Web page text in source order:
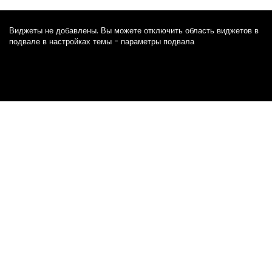
Виджеты не добавлены. Вы можете отключить область виджетов в
подвале в настройках темы - параметры подвала